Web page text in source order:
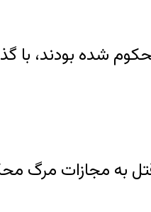
شده بودند، با
به مجازات مرگ